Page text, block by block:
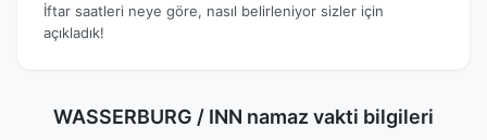
İftar saatleri neye göre, nasıl belirleniyor sizler için
açıkladık!
WASSERBURG / INN namaz vakti bilgileri